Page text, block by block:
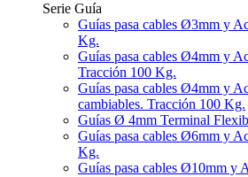
Serie Guía
Guías pasa cables Ø3mm y
Kg.
Guías pasa cables Ø4mm y
Tracción 100 Kg.
Guías pasa cables Ø4mm y
cambiables. Tracción 100 Kg.
Guías Ø 4mm Terminal
Guías pasa cables Ø6mm y
Kg.
Guías pasa cables Ø10mm y